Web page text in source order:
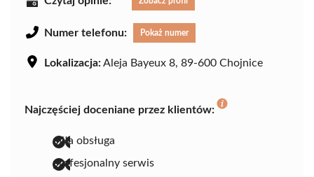
Numer telefonu: Pokaż numer
Lokalizacja:Aleja Bayeux 8, 89-600 Chojnice
Najczęściej doceniane przez klientów:
miła obsługa
profesjonalny serwis